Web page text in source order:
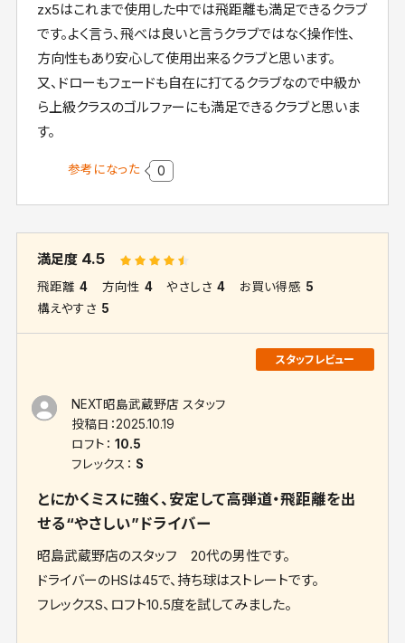
zx5はこれまで使用した中では飛距離も満足できるクラブ
です。よく言う、飛べは良いと言うクラブではなく操作性、
方向性もあり安心して使用出来るクラブと思います。
又、ドローもフェードも自在に打てるクラブなので中級か
ら上級クラスのゴルファーにも満足できるクラブと思いま
す。
参考になった 0
満足度 4.5
飛距離 4 方向性 4 やさしさ 4 お買い得感 5
構えやすさ 5
NEXT昭島武蔵野店 スタッフ
投稿日：2025.10.19
ロフト： 10.5
フレックス： S
とにかくミスに強く、安定して高弾道・飛距離を出
せる“やさしい”ドライバー
昭島武蔵野店のスタッフ 20代の男性です。
ドライバーのHSは45で、持ち球はストレートです。
フレックスS、ロフト10.5度を試してみました。